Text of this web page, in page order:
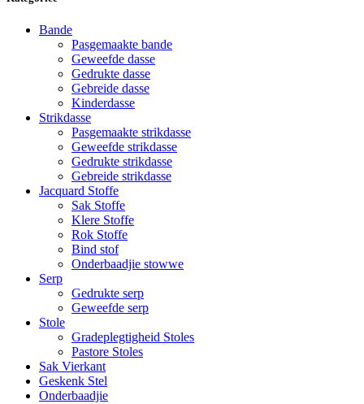
Bande
Pasgemaakte bande
Geweefde dasse
Gedrukte dasse
Gebreide dasse
Kinderdasse
Strikdasse
Pasgemaakte strikdasse
Geweefde strikdasse
Gedrukte strikdasse
Gebreide strikdasse
Jacquard Stoffe
Sak Stoffe
Klere Stoffe
Rok Stoffe
Bind stof
Onderbaadjie stowwe
Serp
Gedrukte serp
Geweefde serp
Stole
Gradeplegtigheid Stoles
Pastore Stoles
Sak Vierkant
Geskenk Stel
Onderbaadjie